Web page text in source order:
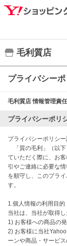
毛利質店
プライバシー
毛利質店情報管理責
プライバシーポリ
プライバシーポリシー
「質の毛利」（以下
ていただく際に、お
引やご連絡に必要な
を順守し、このプラ
す。
1.個人情報の利用目的
当社は、当社が取得
1) お客様への商品の
2) お客様に当社
ーンや商品・サービ